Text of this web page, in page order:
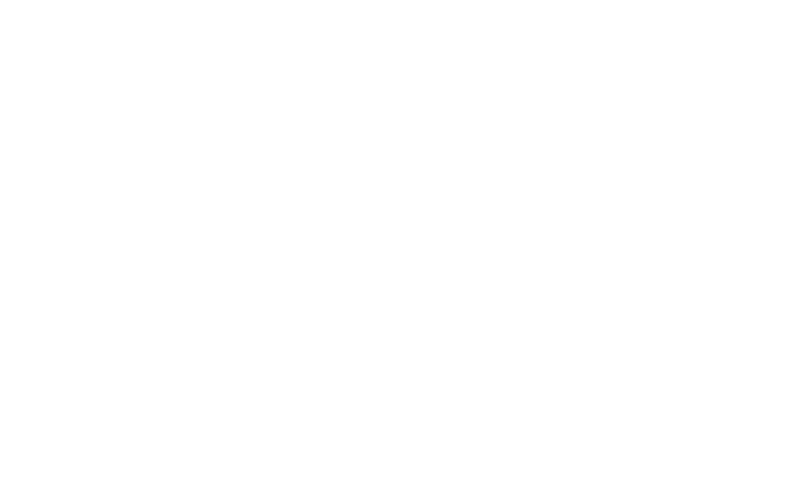
hodin denně (přihlášení je možné od 15:00 hodin, odhlášení do 11:00 hodin), lobby s barem, klimatizace, sejf (zdarma), malý obchod, další
(klimatizované). Wi-Fi je hotelovým hostům k dispozici zdarma. Dále má hotel konferenční prostor. Úklid pokojů je zdarma. Služba praní
bazének a také skluzavka. Zde jsou k dispozici lehátka (zdarma). Bar u bazénu nabízí hostům osvěžující nápoje.
zahrnuje snídaně, obědy a večeře.
tenis (za poplatek, vzdálený cca 400 m), stolní tenis (za poplatek), jóga, minigolf, aerobik a kulečník (za poplatek). Ve vzdálenosti cca 400
Golfové hřiště se nachází pouze 400 m od hotelu. Půjčovna kol a organizované výlety na kolech (za poplatek). Nabídka wellness:
služby jsou závislé na ročním období a na místních klimatických podmínkách. Jazyky: angličtina. Kreditní karty: American Express.
varnou konvicí (za poplatek), internetem (zdarma), sejfem (zdarma) a satelit.TV s plochou obrazovkou a také centrálně řízenou